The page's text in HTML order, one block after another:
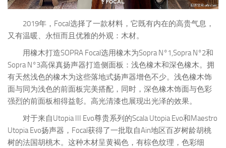
2019年，Focal选择了一款材料，它既有内在的高贵气息，
又有温暖、永恒而且优雅的外观：木材。
用橡木打造SOPRA Focal选用橡木为Sopra N°1,Sopra N°2和
Sopra N°3高保真扬声器打造侧面板：浅色橡木和深色橡木。拥
有天然浅色的橡木为这些落地式扬声器增色不少。浅色橡木饰
面与同为浅色的前面板完美搭配，同时，深色橡木饰面与色彩
强烈的前面板相得益彰。高光清漆也展现出光泽的效果。
对于来自Utopia III Evo尊贵系列的Scala Utopia Evo和Maestro
Utopia Evo扬声器，Focal获得了一批取自Ain地区百岁树龄胡桃
树的法国胡桃木。这种木材呈黄褐色，有棕色纹理，色彩细